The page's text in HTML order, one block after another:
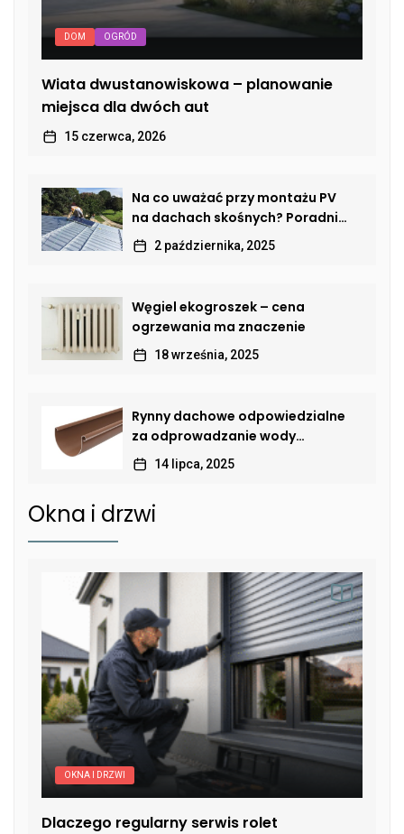
DOM OGRÓD
Wiata dwustanowiskowa – planowanie
miejsca dla dwóch aut
15 czerwca, 2026
Na co uważać przy montażu PV
na dachach skośnych? Poradnik
dla właścicieli domów
2 października, 2025
Węgiel ekogroszek – cena
ogrzewania ma znaczenie
18 września, 2025
Rynny dachowe odpowiedzialne
za odprowadzanie wody
deszczowej
14 lipca, 2025
Okna i drzwi
OKNA I DRZWI
Dlaczego regularny serwis rolet